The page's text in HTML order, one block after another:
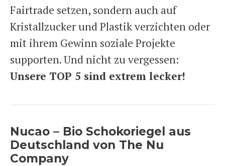
Fairtrade setzen, sondern auch auf
Kristallzucker und Plastik verzichten oder
mit ihrem Gewinn soziale Projekte
supporten. Und nicht zu vergessen:
Unsere TOP 5 sind extrem lecker!
Nucao – Bio Schokoriegel aus
Deutschland von The Nu
Company